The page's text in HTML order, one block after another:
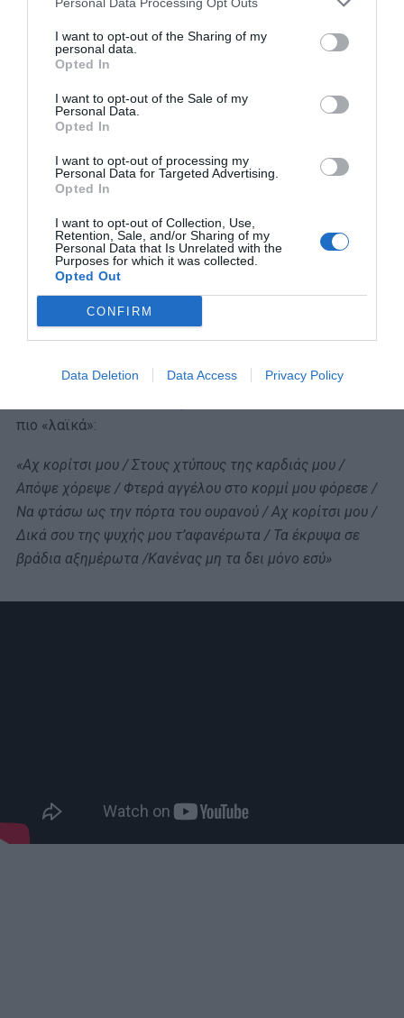
I want to opt-out of the Sharing of my
personal data.
Opted In
I want to opt-out of the Sale of my
Personal Data.
Opted In
I want to opt-out of processing my
Personal Data for Targeted Advertising.
Opted In
I want to opt-out of Collection, Use,
Retention, Sale, and/or Sharing of my
Personal Data that Is Unrelated with the
Purposes for which it was collected.
Opted Out
CONFIRM
Data Deletion Data Access Privacy Policy
Ο Κοσμάς Κιφοκέρης, από μεριάς του, επιβεβαίωσε
ήταν και μου είπε ο Γιάννης “μου έχει δώσει ένας φίλος
μου ένα τραγούδι. Εσύ δεν μπορείς να μου γράψεις ένα
είναι πάρα πολύ εύκολο”» είπε και συνέχισε: «Τότε ο
Γιάννης μου είπε με ύφος “
Τελικά το καλώς εννοούμενοθράσοςτου Κοσμά
Κιφοκέρη αποδείχτηκε σωστό. Και όλοι, λίγο πολύ,
κάποια βραδιά, κάπως, κάπου, κάποτε ήπιαμε μια γουλιά
από το ποτό μας και μέσα από την καρδιά μας, είπαμε με
δυνατή φωνή τα παρακάτω λόγια. Που, βεβαίως, είχαν
διαχρονικό ύμνο στον έρωτα,
σε μια εποχή που
πιο «λαϊκά»:
«Αχ κορίτσι μου / Στους χτύπους της καρδιάς μου /
Απόψε χόρεψε / Φτερά αγγέλου στο κορμί μου φόρεσε /
Να φτάσω ως την πόρτα του ουρανού / Αχ κορίτσι μου /
Δικά σου της ψυχής μου τ’αφανέρωτα / Τα έκρυψα σε
βράδια αξημέρωτα /Κανένας μη τα δει μόνο εσύ»